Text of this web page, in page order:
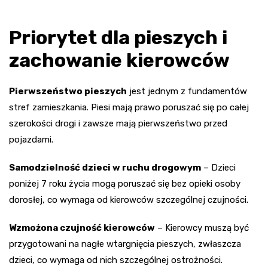
Priorytet dla pieszych i
zachowanie kierowców
Pierwszeństwo pieszych jest jednym z fundamentów
stref zamieszkania. Piesi mają prawo poruszać się po całej
szerokości drogi i zawsze mają pierwszeństwo przed
pojazdami.
Samodzielność dzieci w ruchu drogowym – Dzieci
poniżej 7 roku życia mogą poruszać się bez opieki osoby
dorosłej, co wymaga od kierowców szczególnej czujności.
Wzmożona czujność kierowców – Kierowcy muszą być
przygotowani na nagłe wtargnięcia pieszych, zwłaszcza
dzieci, co wymaga od nich szczególnej ostrożności.